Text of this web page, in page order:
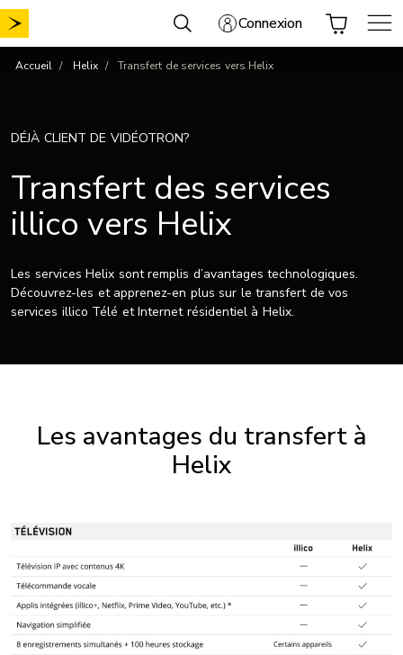
Aller
au
Connexion
Accueil Helix Transfert de services vers Helix
DÉJÀ CLIENT DE VIDÉOTRON?
Transfert des services
illico vers Helix
Les services Helix sont remplis d’avantages technologiques.
Découvrez-les et apprenez-en plus sur le transfert de vos
services illico Télé et Internet résidentiel à Helix.
Les avantages du transfert à
Helix